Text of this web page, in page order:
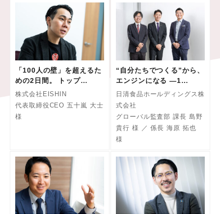
「100人の壁」を超えるた
めの2日間。 トップ…
株式会社EISHIN
代表取締役CEO 五十嵐 大士
様
“自分たちでつくる”から、
エンジンになる —1…
日清食品ホールディングス株
式会社
グローバル監査部 課長 島野
貴行 様 ／ 係長 海原 拓也
様